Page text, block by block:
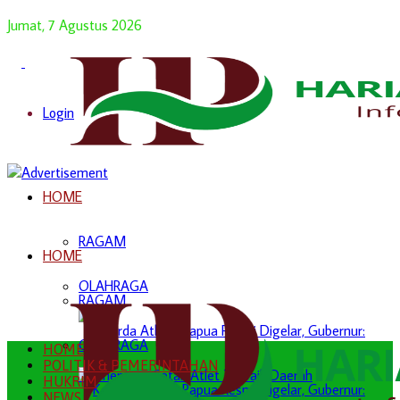
Jumat, 7 Agustus 2026
Login
HOME
RAGAM
OLAHRAGA
HOME
RAGAM
OLAHRAGA
HOME
POLITIK & PEMERINTAHAN
HUKRIM